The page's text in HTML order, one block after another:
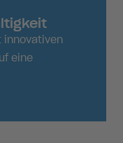
innovativen
eine